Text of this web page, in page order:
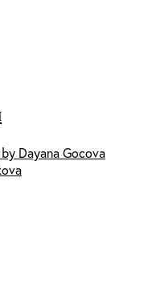
Dayana Gocova